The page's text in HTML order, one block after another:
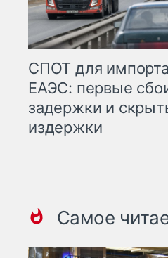
СПОТ для
ЕАЭС: первые
задержки и
издержки
Самое